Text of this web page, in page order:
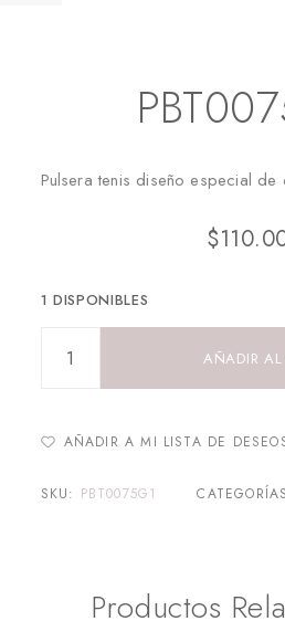
Pulsera tenis diseño especial de
$
1 DISPONIBLES
AÑADIR
AÑADIR A MI LISTA DE
SKU: PBT0075G1
Productos